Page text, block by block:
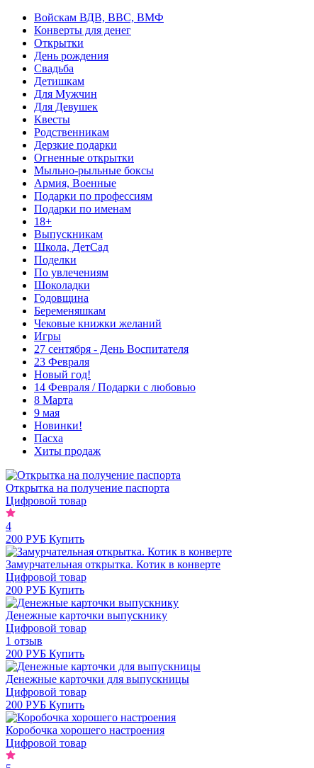
Войскам ВДВ, ВВС, ВМФ
Конверты для денег
Открытки
День рождения
Свадьба
Детишкам
Для Мужчин
Для Девушек
Квесты
Родственникам
Дерзкие подарки
Огненные открытки
Мыльно-рыльные боксы
Армия, Военные
Подарки по профессиям
Подарки по именам
18+
Выпускникам
Школа, ДетСад
Поделки
По увлечениям
Шоколадки
Годовщина
Беременяшкам
Чековые книжки желаний
Игры
27 сентября - День Воспитателя
23 Февраля
Новый год!
14 Февраля / Подарки с любовью
8 Марта
9 мая
Новинки!
Пасха
Хиты продаж
Открытка на получение паспорта
Цифровой товар
4
200 РУБ Купить
Замурчательная открытка. Котик в конверте
Цифровой товар
200 РУБ Купить
Денежные карточки выпускнику
Цифровой товар
1 отзыв
200 РУБ Купить
Денежные карточки для выпускницы
Цифровой товар
200 РУБ Купить
Коробочка хорошего настроения
Цифровой товар